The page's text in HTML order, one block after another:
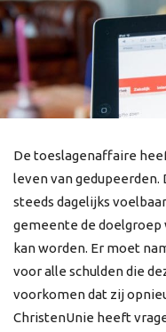
De toeslagenaffaire
leven van gedupeerden.
steeds dagelijks
gemeente de
kan worden. Er moet
voor alle schulden die
voorkomen dat zij
ChristenUnie heeft